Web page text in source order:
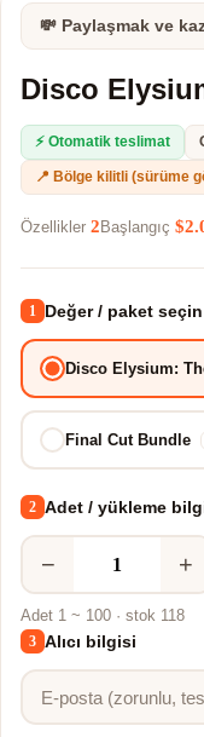
💸 Paylaşmak ve
Disco
⚡ Otomatik teslimat
📍 Bölge kilitli (sürüme
Özellikler 2 Başlangıç
1 Değer / paket seçin
Disco Elysium:
Final Cut Bundle
2 Adet / yükleme
− +
Adet 1 ~ 100 · stok 118
3 Alıcı bilgisi